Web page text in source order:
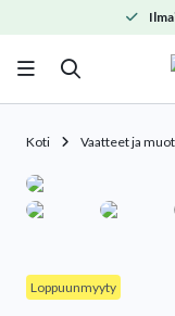
Koti Vaatteet ja
Loppuunmyyty